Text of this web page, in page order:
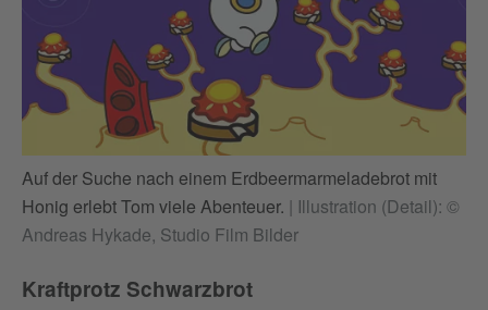
Auf der Suche nach einem Erdbeermarmeladebrot mit
Honig erlebt Tom viele Abenteuer. | Illustration (Detail): ©
Andreas Hykade, Studio Film Bilder
Kraftprotz Schwarzbrot